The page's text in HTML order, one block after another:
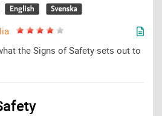
the Signs of Safety sets out to